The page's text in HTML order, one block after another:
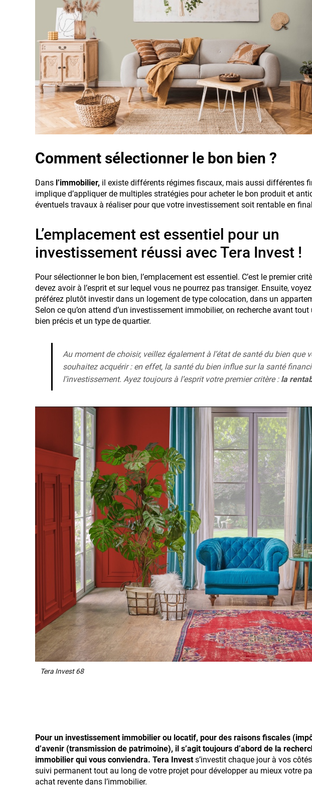
Comment sélectionner le bon bien ?
Dans l’immobilier, il existe différents régimes fiscaux, mais aussi différentes
implique d’appliquer de multiples stratégies pour acheter le bon produit et
éventuels travaux à réaliser pour que votre investissement soit rentable en
L’emplacement est essentiel pour un
investissement réussi avec Tera Invest !
Pour sélectionner le bon bien, l’emplacement est essentiel. C’est le premier
devez avoir à l’esprit et sur lequel vous ne pourrez pas transiger. Ensuite,
préférez plutôt investir dans un logement de type colocation, dans un
Selon ce qu’on attend d’un investissement immobilier, on recherche avant tout
bien précis et un type de quartier.
Au moment de choisir, veillez également à l’état de santé du bien que
souhaitez acquérir : en effet, la santé du bien influe sur la santé
l’investissement. Ayez toujours à l’esprit votre premier critère :la
Tera Invest 68
Pour un investissement immobilier ou locatif, pour des raisons fiscales
d’avenir (transmission de patrimoine), il s’agit toujours d’abord de la
immobilier qui vous conviendra. Tera Invests’investit chaque jour à vos
suivi permanent tout au long de votre projet pour développer au mieux votre
achat revente dans l’immobilier.